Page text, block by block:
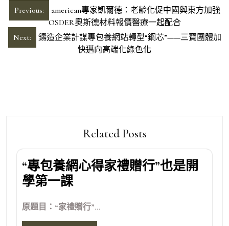
文
章
導
Previous:
american專家凱爾德：老齡化促中國與東方加強
OSDER奧斯德材料報價醫療一起配合
Next:
鑄造企業計謀專包養網站轉型“鋼芯”——三寶團體加
快邁向高端化綠色化
Related Posts
“專包養網心得家禮贈行”也是開
學第一課
原題目：“家禮贈行”...